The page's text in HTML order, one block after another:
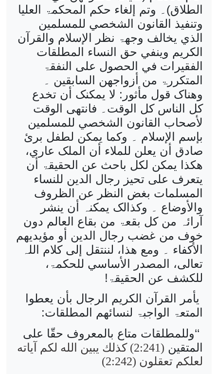
الطلاق)۔ وتم إلغاء حکم المحکمۃ العلیا
وتنفیذ القانون الشخصي للمسلمین
الذي یخالف وجھۃ نظر الإسلام والقرآن
الکریم وینفي حق النساء المطلقات
الفقیرات في الحصول علی النفقۃ
المتکررۃ من أزواجھن السابقین ۔
وھناک قول مأثور: لا یمکنک أن تخدع
کل الناس کل الوقت۔ فانتھی الوقت
لأصحاب القانون الشخصي للمسلمین
بإسم الإسلام ۔ وکما یمکن لطفل برئ
صادق أن یعلن للملاء أن الملک عاري،
ھکذا یمکن لکل باحث عن الحقیقۃ أن
یتعرف علی تحیز رجال الدین للنساء
المسلمات بغض النظر عن الظروف
والأوضاع ۔ وکذالک یمکنہ أن ینشر
آرائہ من کل بقعۃ من بقاع العالم دون
خوف من غضب رجال الدین أو مؤیدیھم
الأکفاء ۔ ومع ھذا، لننتقل إلی کلام اللہ
تعالی، المصدر الأساسي للحکمۃ،
للکشف عن الحقیقۃ!
یأمر القرآن الکریم الرجال بأن یعطوا
المتعۃ الواجبۃ لنسائھم المطلقات:
‘‘وللمطلقات متاع بالمعروف حقّا على
المتقين (2:241) كذلك يبين الله لكم آياته
لعلكم تعقلون (2:242)